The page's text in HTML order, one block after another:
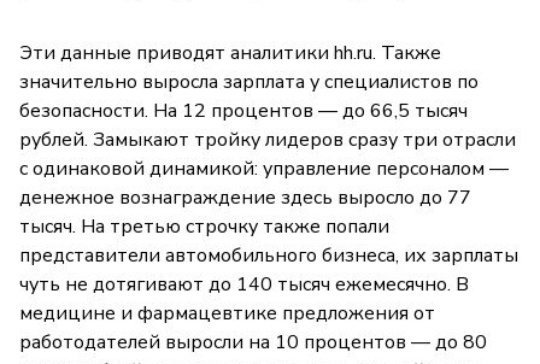
Эти данные приводят аналитики hh.ru. Также
значительно выросла зарплата у специалистов по
безопасности. На 12 процентов — до 66,5 тысяч
рублей. Замыкают тройку лидеров сразу три отрасли
с одинаковой динамикой: управление персоналом —
денежное вознаграждение здесь выросло до 77
тысяч. На третью строчку также попали
представители автомобильного бизнеса, их зарплаты
чуть не дотягивают до 140 тысяч ежемесячно. В
медицине и фармацевтике предложения от
работодателей выросли на 10 процентов — до 80